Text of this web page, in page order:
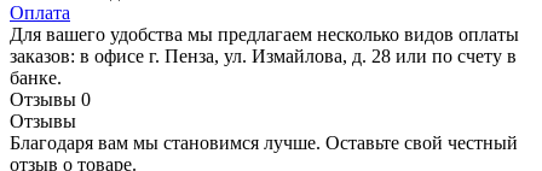
Оплата
Для вашего удобства мы предлагаем несколько видов оплаты
заказов: в офисе г. Пенза, ул. Измайлова, д. 28 или по счету в
банке.
Отзывы 0
Отзывы
Благодаря вам мы становимся лучше. Оставьте свой честный
отзыв о товаре.